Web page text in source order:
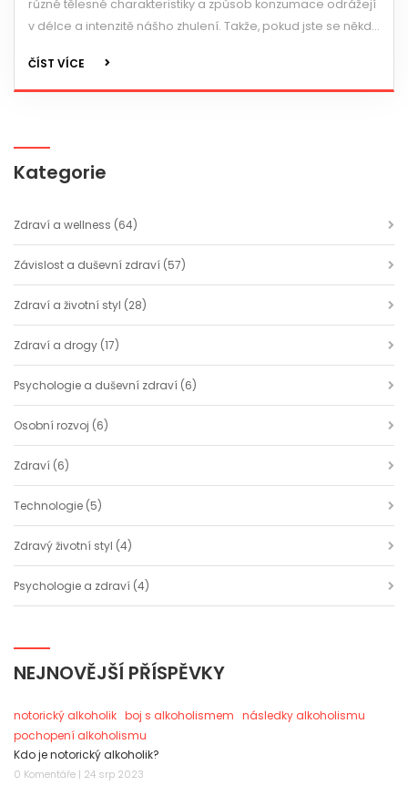
různé tělesné charakteristiky a způsob konzumace odrážejí
v délce a intenzitě nášho zhulení. Takže, pokud jste se někdy
teď se dozvíte odpověď.
ČÍST VÍCE
Kategorie
Zdraví a wellness (64)
Závislost a duševní zdraví (57)
Zdraví a životní styl (28)
Zdraví a drogy (17)
Psychologie a duševní zdraví (6)
Osobní rozvoj (6)
Zdraví (6)
Technologie (5)
Zdravý životní styl (4)
Psychologie a zdraví (4)
NEJNOVĚJŠÍ PŘÍSPĚVKY
notorický alkoholik boj s alkoholismem následky alkoholismu
pochopení alkoholismu
Kdo je notorický alkoholik?
0 Komentáře | 24 srp 2023